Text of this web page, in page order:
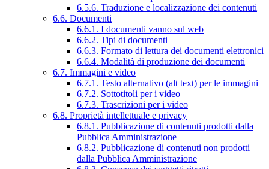
6.5.6. Traduzione e localizzazione dei contenuti
6.6. Documenti
6.6.1. I documenti vanno sul web
6.6.2. Tipi di documenti
6.6.3. Formato di lettura dei documenti elettronici
6.6.4. Modalità di produzione dei documenti
6.7. Immagini e video
6.7.1. Testo alternativo (alt text) per le immagini
6.7.2. Sottotitoli per i video
6.7.3. Trascrizioni per i video
6.8. Proprietà intellettuale e privacy
6.8.1. Pubblicazione di contenuti prodotti dalla
Pubblica Amministrazione
6.8.2. Pubblicazione di contenuti non prodotti
dalla Pubblica Amministrazione